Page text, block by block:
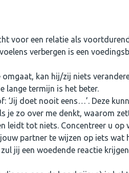
voor een relatie als
verbergen is een
kan hij/zij niets
lange termijn is het beter.
doet nooit eens…’. Deze
je zo over me denkt, waarom
leidt tot niets. Concentreer u op
partner te wijzen op iets
jij een woedende reactie